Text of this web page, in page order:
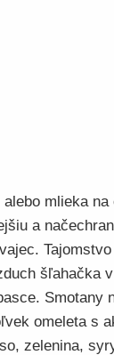
mlieka na
a
šľahačka
Smotany
omeleta s
zelenina,